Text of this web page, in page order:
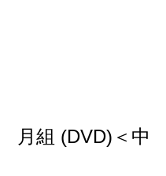
組 (DVD)＜中